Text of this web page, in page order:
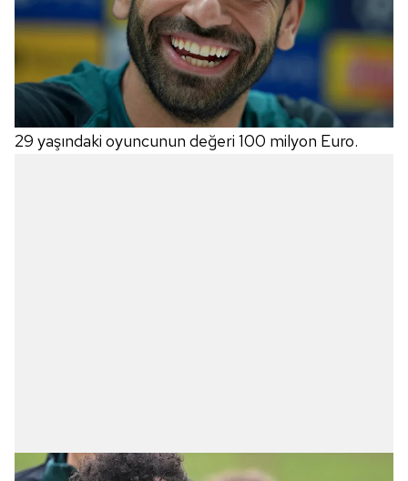
29 yaşındaki oyuncunun değeri 100 milyon Euro.